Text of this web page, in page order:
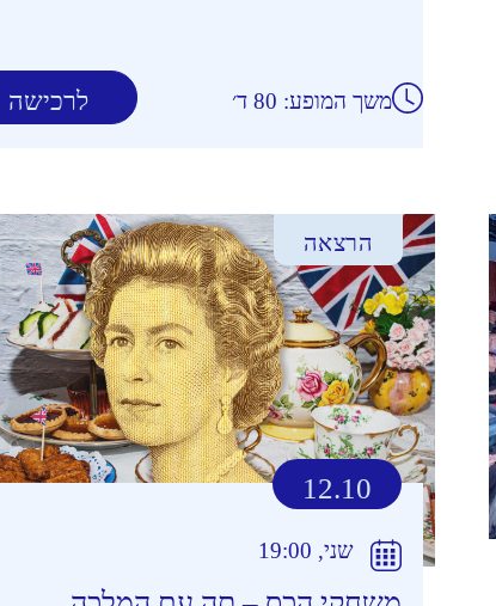
לרכישה משך המופע: 80 ד׳
הרצאה
12.10
שני, 19:00